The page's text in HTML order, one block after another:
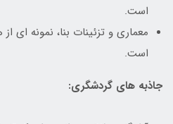
است.
معماری و تزئینات بنا، نمونه ای
است.
جاذبه های گردشگری: